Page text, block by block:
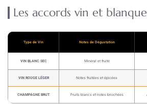
Les accords vin et
Type de Vin Notes de Dégustation
VIN BLANC SEC Minéral et fruité
VIN ROUGE LÉGER Notes fruitées et épicées
CHAMPAGNE BRUT Fruits blancs et notes briochées